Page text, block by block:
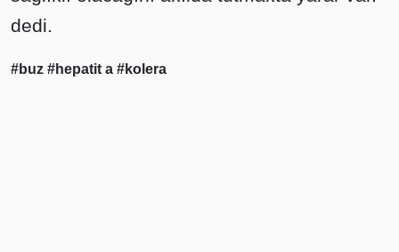
dedi.
#buz #hepatit a #kolera